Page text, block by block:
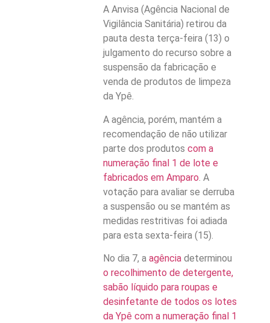
A Anvisa (Agência Nacional de
Vigilância Sanitária) retirou da
pauta desta terça-feira (13) o
julgamento do recurso sobre a
suspensão da fabricação e
venda de produtos de limpeza
da Ypê.
A agência, porém, mantém a
recomendação de não utilizar
parte dos produtos com a
numeração final 1 de lote e
fabricados em Amparo . A
votação para avaliar se derruba
a suspensão ou se mantém as
medidas restritivas foi adiada
para esta sexta-feira (15).
No dia 7, a agência determinou
o recolhimento de detergente,
sabão líquido para roupas e
desinfetante de todos os lotes
da Ypê com a numeração final 1